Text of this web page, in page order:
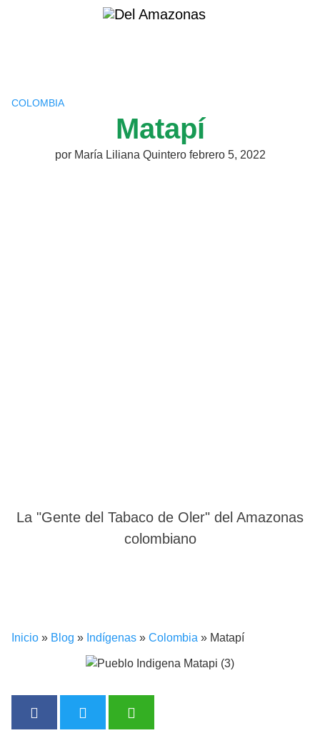
COLOMBIA
Matapí
por María Liliana Quintero febrero 5, 2022
La "Gente del Tabaco de Oler" del Amazonas
colombiano
Inicio » Blog » Indígenas » Colombia » Matapí